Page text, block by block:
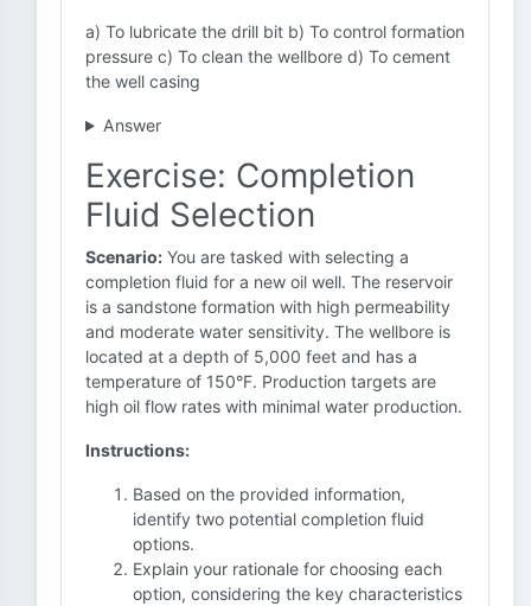
a) To lubricate the drill bit b) To control formation
pressure c) To clean the wellbore d) To cement
the well casing
Answer
Exercise: Completion
Fluid Selection
Scenario: You are tasked with selecting a
completion fluid for a new oil well. The reservoir
is a sandstone formation with high permeability
and moderate water sensitivity. The wellbore is
located at a depth of 5,000 feet and has a
temperature of 150°F. Production targets are
high oil flow rates with minimal water production.
Instructions:
Based on the provided information,
identify two potential completion fluid
options.
Explain your rationale for choosing each
option, considering the key characteristics